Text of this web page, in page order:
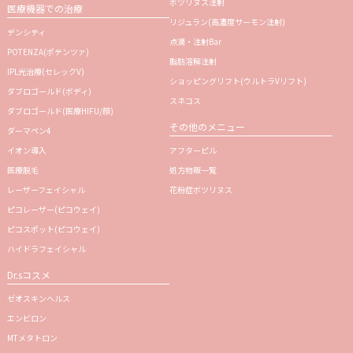
医療機器での治療
デンシティ
POTENZA(ポテンツァ)
IPL光治療(セレックV)
ダブロゴールド(ボディ)
ダブロゴールド(医療HIFU/顔)
ダーマペン4
イオン導入
医療脱毛
レーザーフェイシャル
ピコレーザー(ピコウェイ)
ピコスポット(ピコウェイ)
ハイドラフェイシャル
リジュラン(高濃度サーモン注射)
点滴・注射Bar
脂肪溶解注射
ショッピングリフト(ウルトラVリフト)
スネコス
その他のメニュー
アフターピル
処方物販一覧
花粉症ボツリヌス
Dr.sコスメ
ゼオスキンヘルス
エンビロン
MTメタトロン